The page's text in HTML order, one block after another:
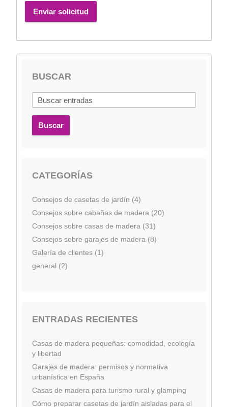
Enviar solicitud
BUSCAR
Buscar
CATEGORÍAS
Consejos de casetas de jardín (4)
Consejos sobre cabañas de madera (20)
Consejos sobre casas de madera (31)
Consejos sobre garajes de madera (8)
Galería de clientes (1)
general (2)
ENTRADAS RECIENTES
Casas de madera pequeñas: comodidad, ecología
y libertad
Garajes de madera: permisos y normativa
urbanística en España
Casas de madera para turismo rural y glamping
Cómo preparar casetas de jardín aisladas para el